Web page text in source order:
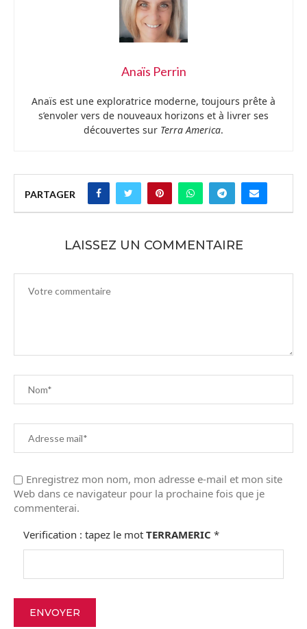
Anaïs Perrin
Anaïs est une exploratrice moderne, toujours prête à
s’envoler vers de nouveaux horizons et à livrer ses
découvertes sur Terra America.
PARTAGER
LAISSEZ UN COMMENTAIRE
Enregistrez mon nom, mon adresse e-mail et mon site
Web dans ce navigateur pour la prochaine fois que je
commenterai.
Verification : tapez le mot TERRAMERIC *